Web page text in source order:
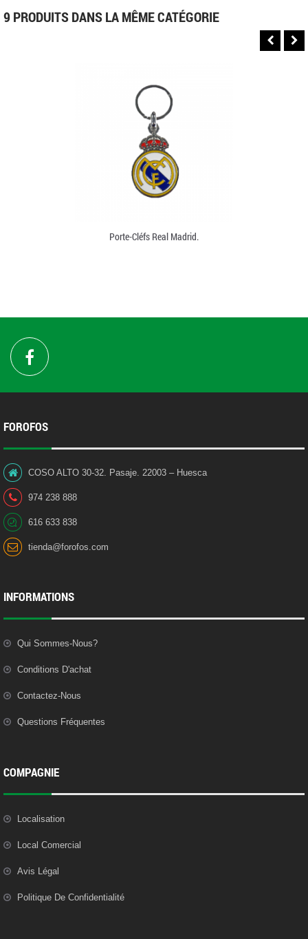
9 PRODUITS DANS LA MÊME CATÉGORIE
Porte-Cléfs Real Madrid.
FOROFOS
COSO ALTO 30-32. Pasaje. 22003 – Huesca
974 238 888
616 633 838
tienda@forofos.com
INFORMATIONS
Qui Sommes-Nous?
Conditions D'achat
Contactez-Nous
Questions Fréquentes
COMPAGNIE
Localisation
Local Comercial
Avis Légal
Politique De Confidentialité